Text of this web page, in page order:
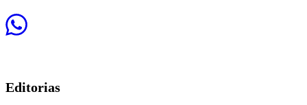
Editorias